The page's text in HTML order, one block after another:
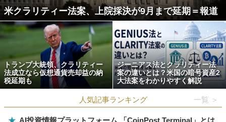
米クラリティー法案、上院採決が9月まで延期＝報道
トランプ大統領、クラリティー
法成立なら仮想通貨売却益の納
税延期も
ジーニアス法とクラリティー法
案の違いとは？米国の暗号資産2
大法案をわかりやすく解説
人気記事ランキング 一覧 ＞
★ AI投資情報プラットフォーム 「CoinPost Terminal」とは